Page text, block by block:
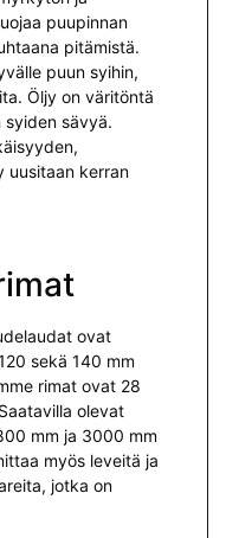
puupinnan
pitämistä.
puun syihin,
Öljy on väritöntä
sävyä.
uusitaan kerran
ovat
sekä 140 mm
rimat ovat 28
olevat
mm ja 3000 mm
myös leveitä ja
jotka on